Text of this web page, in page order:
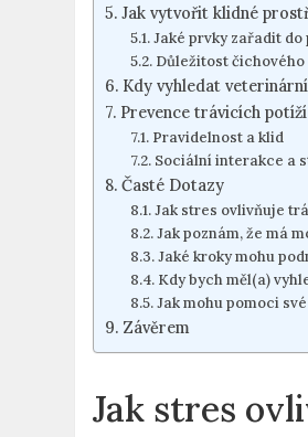
Jak vytvořit klidné
Jaké prvky zařadit
Důležitost
Kdy vyhledat
Prevence trávicích
Pravidelnost a klid
Sociální interakce a
Časté Dotazy
Jak stres ovlivňuje
Jak poznám, že má
Jaké kroky mohu
Kdy bych měl(a)
Jak mohu pomoci
Závěrem
Jak stres